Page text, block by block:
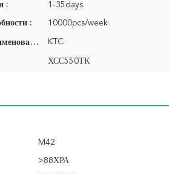
: 1-35days
: 10000pcs/week
Фирменное наименование: KTC
ХСС550ТК
M42
>88ХРА